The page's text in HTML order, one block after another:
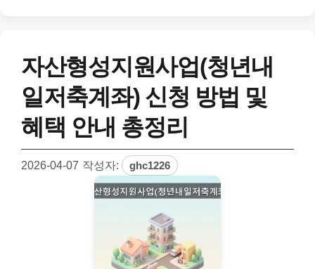
자산형성지원사업(청년내
일저축계좌) 신청 방법 및
혜택 안내 총정리
2026-04-07 작성자: ghc1226